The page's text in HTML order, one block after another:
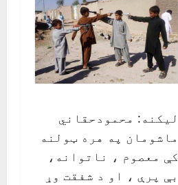
ليکنه: محمودحقاني
ماشومان په هره ټولنه
کې معصوم ، ناتوانه،
بې پرې ، او د شفقت وړ